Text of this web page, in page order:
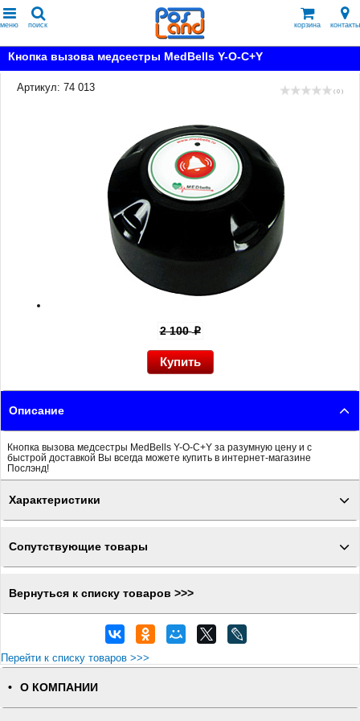
меню поиск корзина контакты
Кнопка вызова медсестры MedBells Y-O-C+Y
Артикул: 74 013 ( 0 )
2 100p
Описание
Кнопка вызова медсестры MedBells Y-O-C+Y за разумную цену и с
быстрой доставкой Вы всегда можете купить в интернет-магазине
Послэнд!
Характеристики
Сопутствующие товары
Вернуться к списку товаров >>>
Перейти к списку товаров >>>
О КОМПАНИИ